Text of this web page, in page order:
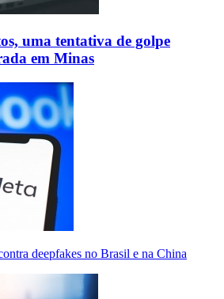
uma tentativa de golpe
em Minas
deepfakes no Brasil e na China